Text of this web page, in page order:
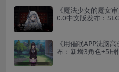
《魔法少女的魔女
0.0中文版发布：
《用催眠APP洗脑
布：新增3角色+5剧